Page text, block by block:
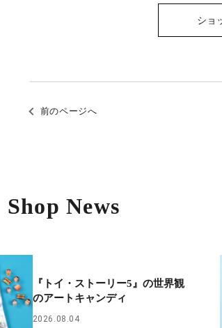
ショ
前のページへ
Shop News
『トイ・ストーリー5』の世界観
のアートキャンディ
2026.08.04